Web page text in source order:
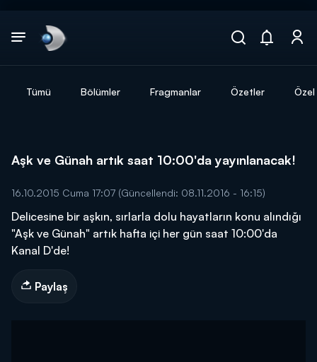
Tümü Bölümler Fragmanlar Özetler
Aşk ve Günah artık saat 10:00'da yayınlanacak!
16.10.2015 Cuma 17:07 (Güncellendi: 08.11.2016 - 16:15)
Delicesine bir aşkın, sırlarla dolu hayatların konu alındığı
"Aşk ve Günah" artık hafta içi her gün saat 10:00'da
Kanal D'de!
Paylaş